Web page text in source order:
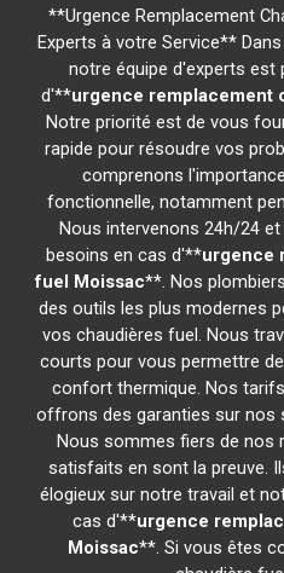
**Urgence Remplacement
Experts à votre Service**
notre équipe d'experts est
d'**urgence remplacement
Notre priorité est de vous
rapide pour résoudre vos
comprenons
fonctionnelle, notamment
Nous intervenons 24h/24
besoins en cas d'**urgence
fuel Moissac**. Nos
des outils les plus modernes
vos chaudières fuel. Nous
courts pour vous permettre
confort thermique. Nos
offrons des garanties sur nos
Nous sommes fiers de nos
satisfaits en sont la preuve.
élogieux sur notre travail et
cas d'**urgence
Moissac**. Si vous êtes